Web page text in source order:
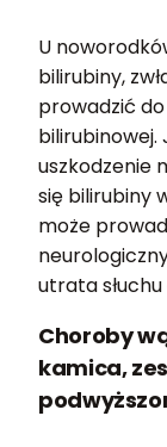
U
bilirubiny,
prowadzić
uszkodzenie
się bilirubiny
może
utrata
Choroby
kamica,